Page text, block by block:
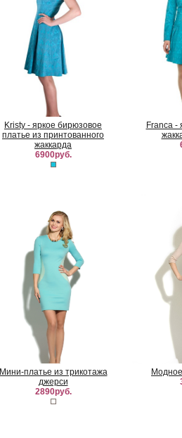
Kristy - яркое бирюзовое
платье из принтованного
жаккарда
6900руб.
Franca -
Мини-платье из трикотажа
джерси
2890руб.